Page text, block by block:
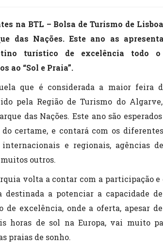
na BTL – Bolsa de Turismo de
das Nações.Este ano as
turístico de excelência todo
ao “Sol e Praia”.
que é considerada a maior feira
pela Região de Turismo do
das Nações. Este ano são
certame, e contará com os
e regionais, agências
outros.
volta a contar com a participação e
a potenciar a capacidade
excelência, onde a oferta, apesar
horas de sol na Europa, vai muito
praias de sonho.